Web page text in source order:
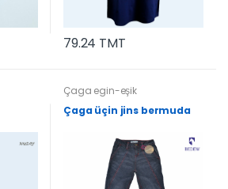
79.24 TMT
Çaga egin-eşik
Çaga üçin jins bermuda